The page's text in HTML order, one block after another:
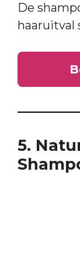
De
haaruitval
5.